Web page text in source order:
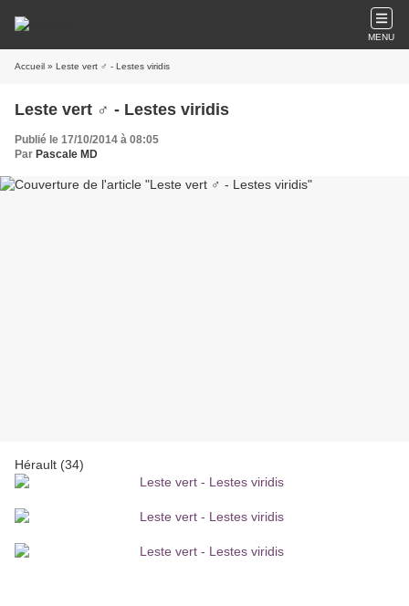
MENU
Accueil » Leste vert ♂ - Lestes viridis
Leste vert ♂ - Lestes viridis
Publié le 17/10/2014 à 08:05
Par Pascale MD
Hérault (34)